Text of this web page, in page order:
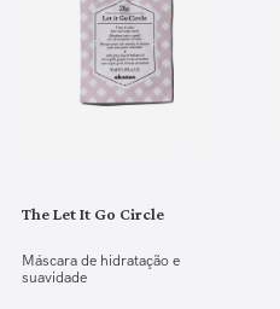
The Let It Go Circle
Máscara de hidratação e
suavidade